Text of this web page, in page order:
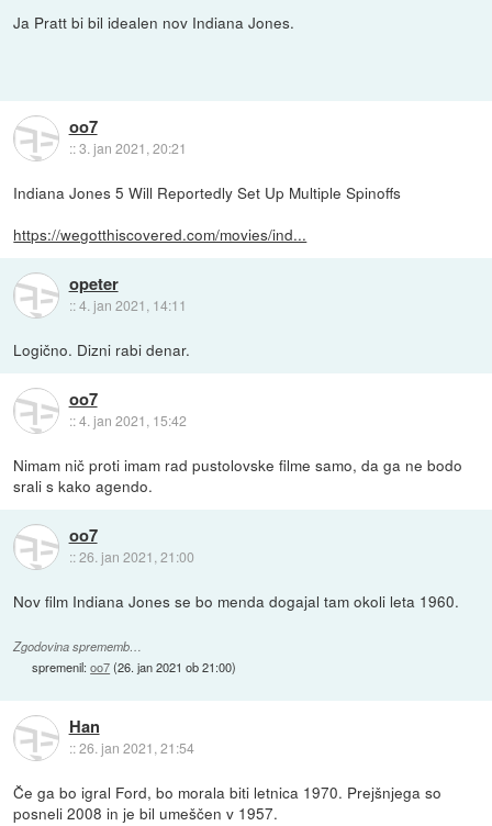
Ja Pratt bi bil idealen nov Indiana Jones.
oo7
::3. jan 2021, 20:21
Indiana Jones 5 Will Reportedly Set Up Multiple Spinoffs
https://wegotthiscovered.com/movies/ind...
opeter
::4. jan 2021, 14:11
Logično. Dizni rabi denar.
oo7
::4. jan 2021, 15:42
Nimam nič proti imam rad pustolovske filme samo, da ga ne bodo
srali s kako agendo.
oo7
::26. jan 2021, 21:00
Nov film Indiana Jones se bo menda dogajal tam okoli leta 1960.
Zgodovina sprememb…
spremenil:oo7(26. jan 2021 ob 21:00)
Han
::26. jan 2021, 21:54
Če ga bo igral Ford, bo morala biti letnica 1970. Prejšnjega so
posneli 2008 in je bil umeščen v 1957.